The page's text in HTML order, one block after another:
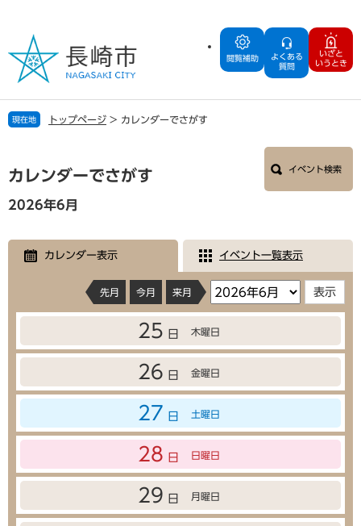
の
で
す
ー
ば
し
文
閲覧補助
よくある
質問
いざと
いうとき
現在地 トップページ > カレンダーでさがす
文
カレンダーでさがす イベント検索
2026年6月
カレンダー表示 イベント一覧表示
先月 今月 来月
25 日 木曜日
26 日 金曜日
27 日 土曜日
28 日 日曜日
29 日 月曜日